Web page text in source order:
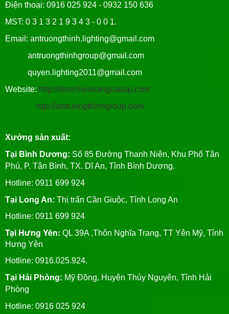
Điện thoại: 0916 025 924 - 0932 150 636
MST: 0 3 1 3 2 1 9 3 4 3 - 0 0 1.
Email: antruongthinh.lighting@gmail.com
antruongthinhgroup@gmail.com
quyen.lighting2011@gmail.com
Website: http://denchieusangcaoap.com
http://antruongthinhgroup.com
Xưởng sản xuất:
Tại Bình Dương: Số 85 Đường Thanh Niên, Khu Phố Tân
Phú, P. Tân Bình, TX. Dĩ An, Tỉnh Bình Dương.
Hotline: 0911 699 924
Tại Long An: Thị trấn Cần Giuộc, Tỉnh Long An
Hotline: 0911 699 924
Tại Hưng Yên: QL 39A ,Thôn Nghĩa Trang, TT Yên Mỹ, Tỉnh
Hưng Yên
Hotline: 0916.025.924.
Tại Hải Phòng: Mỹ Đồng, Huyện Thủy Nguyên, Tỉnh Hải
Phòng
Hotline: 0916 025 924